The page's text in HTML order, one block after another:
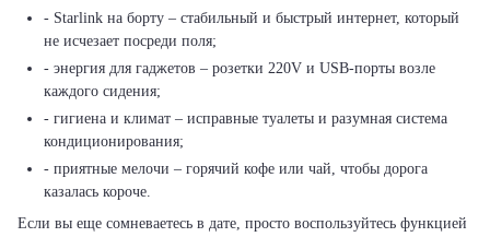
- Starlink на борту – стабильный и быстрый интернет, который
не исчезает посреди поля;
- энергия для гаджетов – розетки 220V и USB-порты возле
каждого сидения;
- гигиена и климат – исправные туалеты и разумная система
кондиционирования;
- приятные мелочи – горячий кофе или чай, чтобы дорога
казалась короче.
Если вы еще сомневаетесь в дате, просто воспользуйтесь функцией